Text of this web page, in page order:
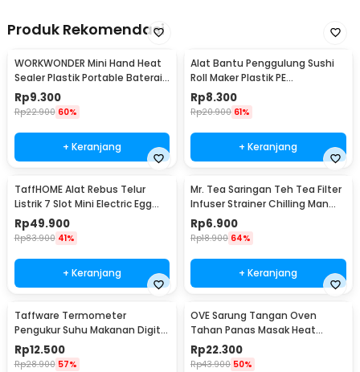
Produk Rekomendasi
WORKWONDER Mini Hand Heat
Sealer Plastik Portable Baterai
AA - LX2000A
Rp9.300
Rp22.900 60%
+ Keranjang
Alat Bantu Penggulung Sushi
Roll Maker Plastik PE
22x20.5x0.1cm - E1119
Rp8.300
Rp20.900 61%
+ Keranjang
TaffHOME Alat Rebus Telur
Listrik 7 Slot Mini Electric Egg
Cooker 350W - YS-203
Rp49.900
Rp83.900 41%
+ Keranjang
Mr. Tea Saringan Teh Tea Filter
Infuser Strainer Chilling Man
Silicon - MR03
Rp6.900
Rp18.900 64%
+ Keranjang
Taffware Termometer
Pengukur Suhu Makanan Digital
Daging Kopi Susu - TP101
Rp12.500
Rp28.900 57%
OVE Sarung Tangan Oven
Tahan Panas Masak Heat
Resistant Gloves - 540F
Rp22.300
Rp43.900 50%